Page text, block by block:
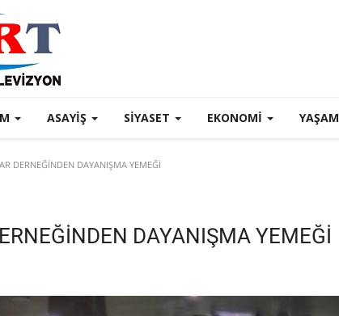
ASAYIŞ SIYASET EKONOMI YAŞAM
DERNEĞİNDEN DAYANIŞMA YEMEĞİ
DAYANIŞMA YEMEĞİ